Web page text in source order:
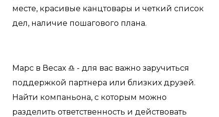
месте, красивые канцтовары и четкий список
дел, наличие пошагового плана.
Марс в Весах ♎️ - для вас важно заручиться
поддержкой партнера или близких друзей.
Найти компаньона, с которым можно
разделить ответственность и действовать